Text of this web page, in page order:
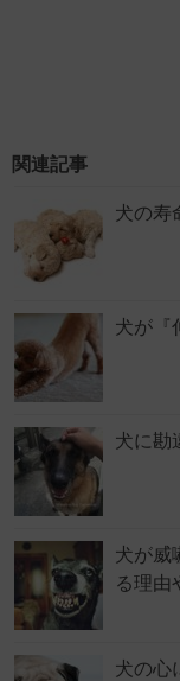
関連記事
犬の寿
犬が『
犬に勘
犬が威
る理由
犬の心